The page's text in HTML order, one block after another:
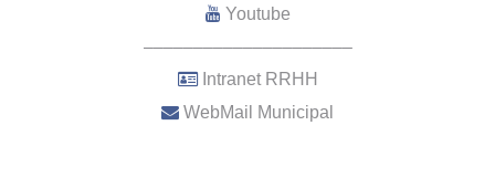
Youtube
–––––––––––––––––––––
Intranet RRHH
WebMail Municipal